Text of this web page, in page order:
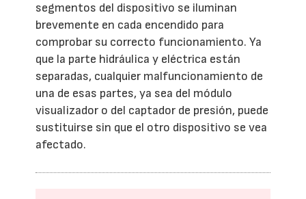
segmentos del dispositivo se iluminan
brevemente en cada encendido para
comprobar su correcto funcionamiento. Ya
que la parte hidráulica y eléctrica están
separadas, cualquier malfuncionamiento de
una de esas partes, ya sea del módulo
visualizador o del captador de presión, puede
sustituirse sin que el otro dispositivo se vea
afectado.